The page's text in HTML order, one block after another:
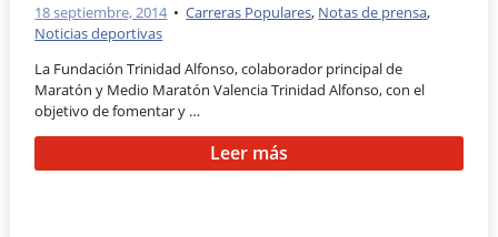
18 septiembre, 2014 •Carreras Populares, Notas de prensa,
Noticias deportivas
La Fundación Trinidad Alfonso, colaborador principal de
Maratón y Medio Maratón Valencia Trinidad Alfonso, con el
objetivo de fomentar y …
Leer más